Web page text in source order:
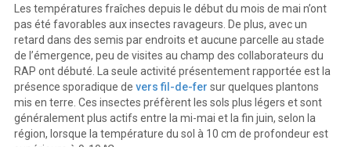
Les températures fraîches depuis le début du mois de mai n’ont
pas été favorables aux insectes ravageurs. De plus, avec un
retard dans des semis par endroits et aucune parcelle au stade
de l’émergence, peu de visites au champ des collaborateurs du
RAP ont débuté. La seule activité présentement rapportée est la
présence sporadique de vers fil-de-fer sur quelques plantons
mis en terre. Ces insectes préfèrent les sols plus légers et sont
généralement plus actifs entre la mi-mai et la fin juin, selon la
région, lorsque la température du sol à 10 cm de profondeur est